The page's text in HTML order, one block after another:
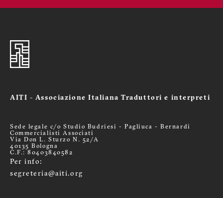
AITI - Associazione Italiana Traduttori e interpreti
Sede legale c/o Studio Budriesi - Pagliuca - Bernardi
Commercialisti Associati
Via Don L. Sturzo N. 52/A
40135 Bologna
C.F.: 80403840582
Per info:
segreteria@aiti.org